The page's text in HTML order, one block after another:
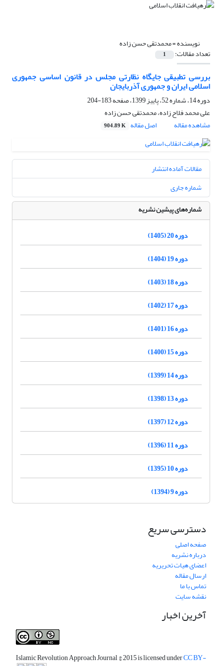
نویسنده =محمدتقی حسن زاده
تعداد مقالات: 1
بررسی تطبیقی جایگاه نظارتی مجلس در قانون اساسی جمهوری
اسلامی ایران و جمهوری آذربایجان
دوره 14، شماره 52، پاییز 1399، صفحه
183-204
علی محمد فلاح زاده، محمدتقی حسن زاده
مشاهده مقاله
اصل مقاله 904.89 K
مقالات آماده انتشار
شماره جاری
شماره‌های پیشین نشریه
دوره 20 (1405)
دوره 19 (1404)
دوره 18 (1403)
دوره 17 (1402)
دوره 16 (1401)
دوره 15 (1400)
دوره 14 (1399)
دوره 13 (1398)
دوره 12 (1397)
دوره 11 (1396)
دوره 10 (1395)
دوره 9 (1394)
دسترسی سریع
صفحه اصلی
درباره نشریه
اعضای هیات تحریریه
ارسال مقاله
تماس با ما
نقشه سایت
آخرین اخبار
Islamic Revolution Approach Journal© 2015 is licensed underCC BY-